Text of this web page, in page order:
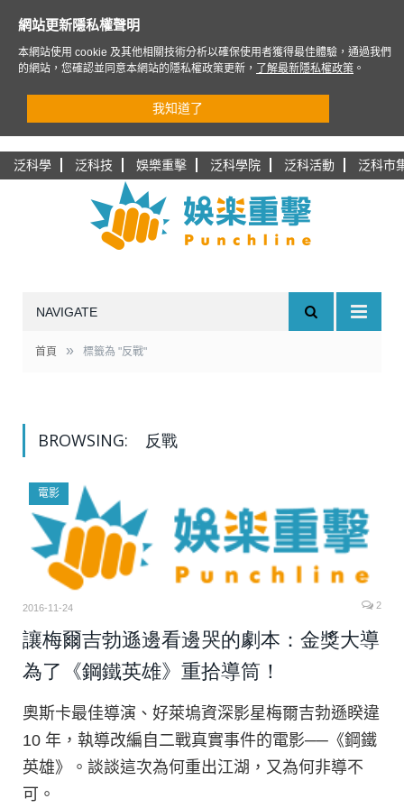
泛科學 泛科技 娛樂重擊 泛科學院 泛科活動 泛科市
NAVIGATE
首頁 » 標籤為 "反戰"
BROWSING: 反戰
電影
2016-11-24 2
讓梅爾吉勃遜邊看邊哭的劇本：金獎大導
為了《鋼鐵英雄》重拾導筒！
奧斯卡最佳導演、好萊塢資深影星梅爾吉勃遜睽違
10 年，執導改編自二戰真實事件的電影──《鋼鐵
英雄》。談談這次為何重出江湖，又為何非導不
可。
網站更新隱私權聲明
本網站使用 cookie 及其他相關技術分析以確保使用者獲得最佳體驗，通過我們
的網站，您確認並同意本網站的隱私權政策更新，
了解最新隱私權政策 。
我知道了